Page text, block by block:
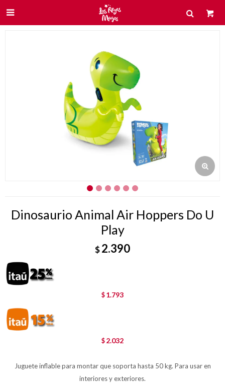

Dinosaurio Animal Air Hoppers Do U
Play
$2.390
$ 1.793
$ 2.032
Juguete inflable para montar que soporta hasta 50 kg. Para usar en
interiores y exteriores.